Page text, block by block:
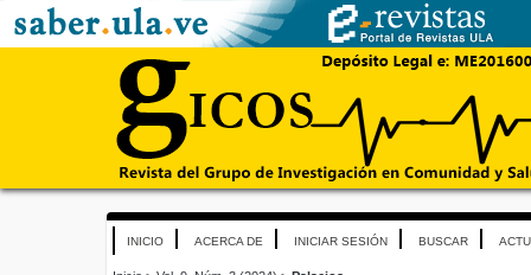
INICIO ACERCA DE INICIAR SESIÓN BUSCAR